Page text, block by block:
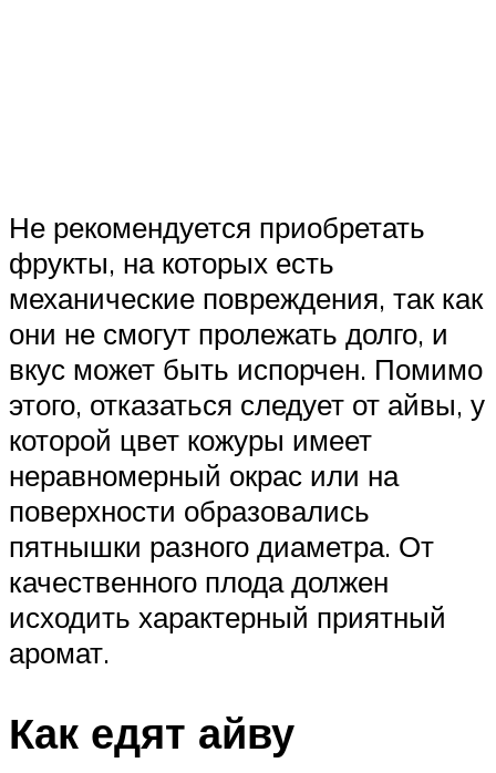
Не рекомендуется приобретать
фрукты, на которых есть
механические повреждения, так как
они не смогут пролежать долго, и
вкус может быть испорчен. Помимо
этого, отказаться следует от айвы, у
которой цвет кожуры имеет
неравномерный окрас или на
поверхности образовались
пятнышки разного диаметра. От
качественного плода должен
исходить характерный приятный
аромат.
Как едят айву